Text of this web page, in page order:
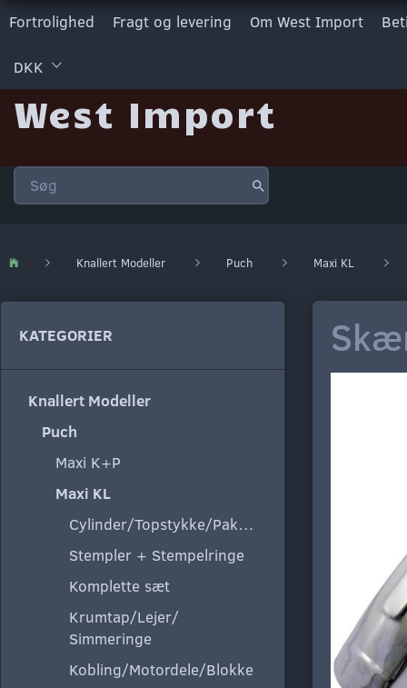
Fortrolighed Fragt og levering Om West Import
DKK
West Import
Knallert Modeller Puch Maxi KL
KATEGORIER
Knallert Modeller
Puch
Maxi K+P
Maxi KL
Cylinder/Topstykke/Pakning
Stempler + Stempelringe
Komplette sæt
Krumtap/Lejer/
Simmeringe
Kobling/Motordele/Blokke